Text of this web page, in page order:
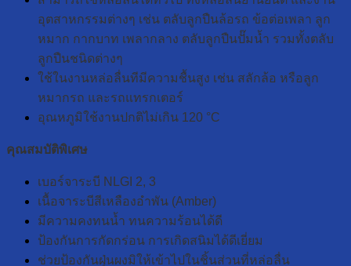
อุตสาหกรรมต่างๆ เช่น ตลับลูกปืนล้อรถ ข้อต่อเพลา ลูก
หมาก กากบาท เพลากลาง ตลับลูกปืนปั๊มน้ำ รวมทั้งตลับ
ลูกปืนชนิดต่างๆ
ใช้ในงานหล่อลื่นทีมีความชื้นสูง เช่น สลักล้อ หรือลูก
หมากรถ และรถแทรกเตอร์
อุณหภูมิใช้งานปกติไม่เกิน 120 °C
คุณสมบัติพิเศษ
เบอร์จาระบี NLGI 2, 3
เนื้อจาระบีสีเหลืองอำพัน (Amber)
มีความคงทนน้ำ ทนความร้อนได้ดี
ป้องกันการกัดกร่อน การเกิดสนิมได้ดีเยี่ยม
ช่วยป้องกันฝุ่นผงมิให้เข้าไปในชิ้นส่วนที่หล่อลื่น